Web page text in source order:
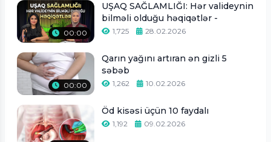
00:00
UŞAQ SAĞLAMLIĞI: Hər valideynin
bilməli olduğu həqiqətlər -
1,725 28.02.2026
00:00
Qarın yağını artıran ən gizli 5
səbəb
1,262 10.02.2026
Öd kisəsi üçün 10 faydalı
1,192 09.02.2026